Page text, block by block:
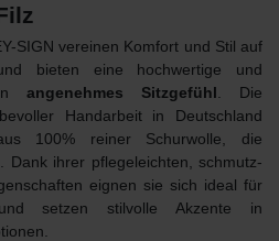
SIGN vereinen Komfort und Stil auf
bieten eine hochwertige und
angenehmes Sitzgefühl . Die
Handarbeit in Deutschland
100% reiner Schurwolle , die
Dank ihrer pflegeleichten, schmutz-
eignen sie sich ideal für
setzen stilvolle Akzente in